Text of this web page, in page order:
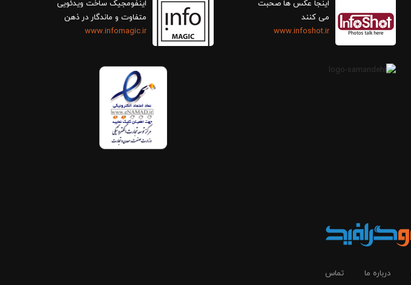
اینجا عکس ها صحبت
می کنند
www.infoshot.ir
اینفومجیک ساخت ویدئویی
متفاوت و ماندگار در ذهن
www.infomagic.ir
درباره ما تماس